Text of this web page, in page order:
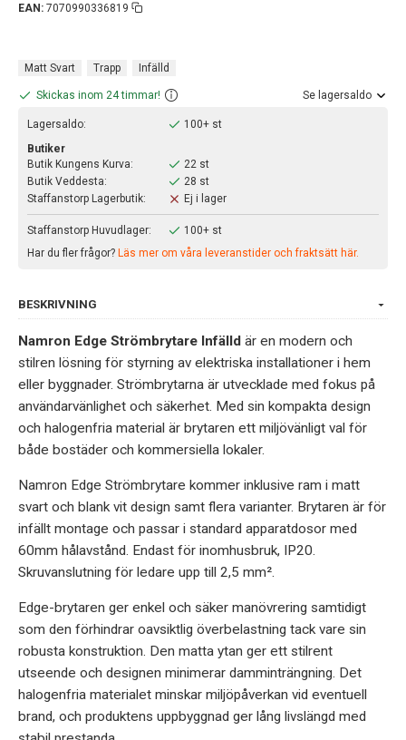
EAN: 7070990336819
Matt Svart Trapp Infälld
Skickas inom 24 timmar! Se lagersaldo
Lagersaldo:
100+ st
Butiker
Butik Kungens Kurva:
22 st
Butik Veddesta:
28 st
Staffanstorp Lagerbutik:
Ej i lager
Staffanstorp Huvudlager:
100+ st
Har du fler frågor? Läs mer om våra leveranstider och fraktsätt här.
BESKRIVNING
Namron Edge Strömbrytare Infälld är en modern och
stilren lösning för styrning av elektriska installationer i hem
eller byggnader. Strömbrytarna är utvecklade med fokus på
användarvänlighet och säkerhet. Med sin kompakta design
och halogenfria material är brytaren ett miljövänligt val för
både bostäder och kommersiella lokaler.
Namron Edge Strömbrytare kommer inklusive ram i matt
svart och blank vit design samt flera varianter. Brytaren är för
infällt montage och passar i standard apparatdosor med
60mm hålavstånd. Endast för inomhusbruk, IP20.
Skruvanslutning för ledare upp till 2,5 mm².
Edge-brytaren ger enkel och säker manövrering samtidigt
som den förhindrar oavsiktlig överbelastning tack vare sin
robusta konstruktion. Den matta ytan ger ett stilrent
utseende och designen minimerar damminträngning. Det
halogenfria materialet minskar miljöpåverkan vid eventuell
brand, och produktens uppbyggnad ger lång livslängd med